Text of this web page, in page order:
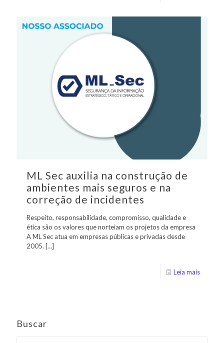
ML Sec auxilia na construção de
ambientes mais seguros e na
correção de incidentes
Respeito, responsabilidade, compromisso, qualidade e
ética são os valores que norteiam os projetos da empresa
A ML Sec atua em empresas públicas e privadas desde
2005. […]
Leia mais
Buscar